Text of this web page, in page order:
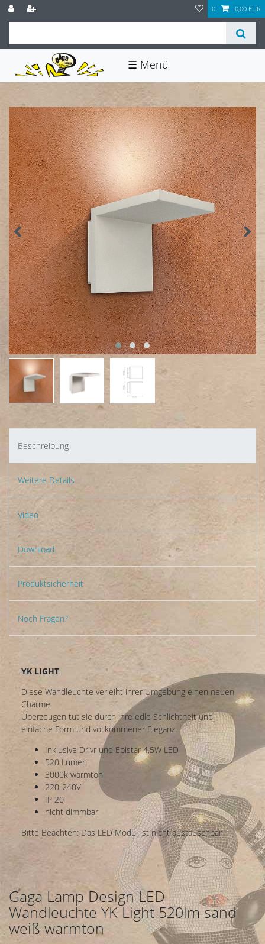
0 0,00 EUR
☰
Beschreibung
Weitere Details
Video
Download
Produktsicherheit
Noch Fragen?
YK LIGHT
Diese Wandleuchte verleiht ihrer Umgebung einen neuen
Charme.
Überzeugen tut sie durch ihre edle Schlichtheit und
einfache Form und vollkommener Eleganz.
Inklusive Drivr und Epistar 4,5W LED
520 Lumen
3000k warmton
220-240V
IP 20
nicht dimmbar
Bitte Beachten: Das LED Modul ist nicht austauschbar
Gaga Lamp Design LED
Wandleuchte YK Light 520lm sand
weiß warmton